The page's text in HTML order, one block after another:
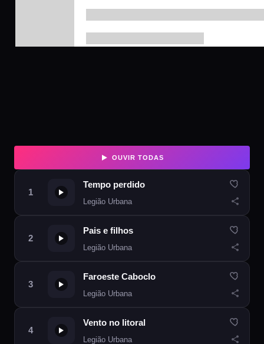
OUVIR TODAS
Tempo perdido
Legião Urbana
Pais e filhos
Legião Urbana
Faroeste Caboclo
Legião Urbana
Vento no litoral
Legião Urbana